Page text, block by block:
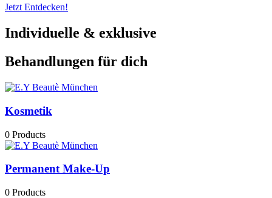
Jetzt Entdecken!
Individuelle & exklusive
Behandlungen für dich
Kosmetik
0 Products
Permanent Make-Up
0 Products